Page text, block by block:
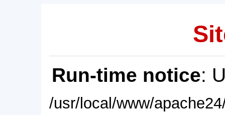
Run-time notice:
/usr/local/www/